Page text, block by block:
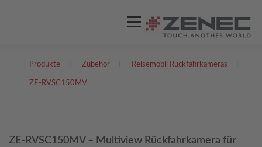
Menü
ZENEC PRODUKTE VIDEOS
Produkte Zubehör Reisemobil Rückfahrkameras
ZE-RVSC150MV
ZE-RVSC150MV – Multiview Rückfahrkamera für